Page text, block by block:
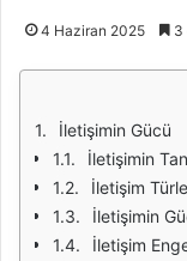
4 Haziran 2025 3
İletişimin Gücü
İletişimin
İletişim
İletişimin
İletişim